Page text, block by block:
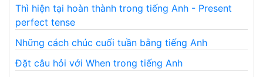
Thì hiện tại hoàn thành trong tiếng Anh - Present
perfect tense
Những cách chúc cuối tuần bằng tiếng Anh
Đặt câu hỏi với When trong tiếng Anh